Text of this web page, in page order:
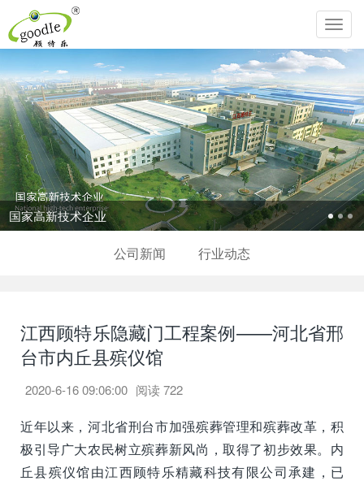
追求生命圆满，传承中华孝道！
公司新闻 行业动态
江西顾特乐隐藏门工程案例——河北省邢
台市内丘县殡仪馆
2020-6-16 09:06:00 阅读722
近年以来，河北省刑台市加强殡葬管理和殡葬改革，积
极引导广大农民树立殡葬新风尚，取得了初步效果。内
丘县殡仪馆由江西顾特乐精藏科技有限公司承建，已